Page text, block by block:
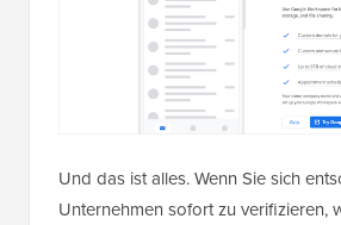
Und das ist alles. Wenn Sie sich
Unternehmen sofort zu verifizieren,